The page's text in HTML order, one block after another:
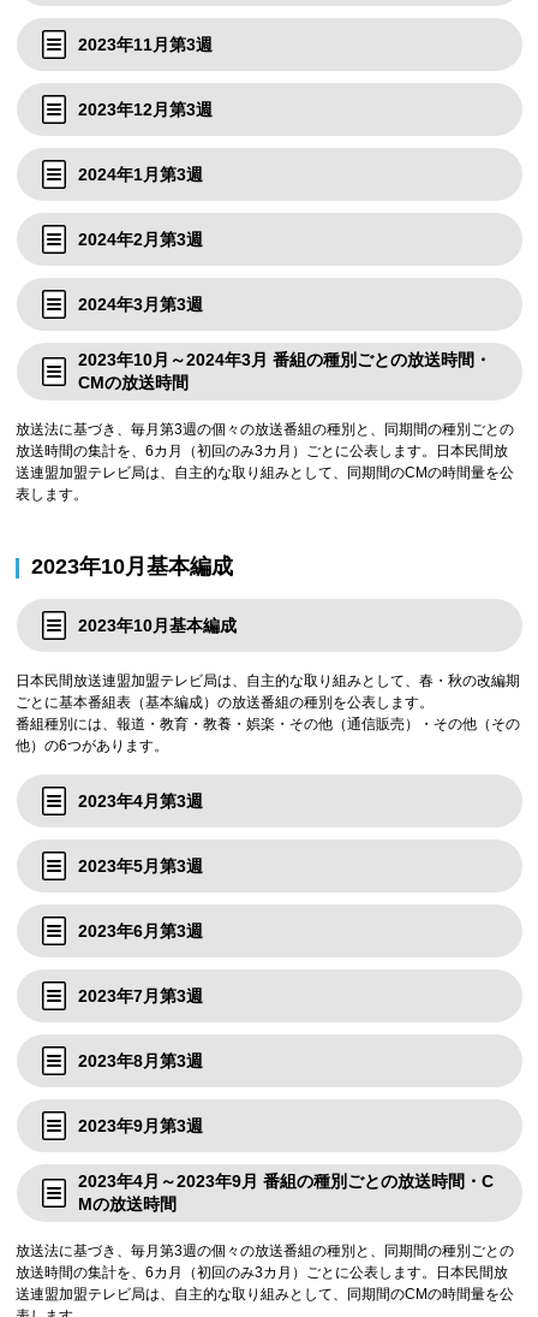
2023年11月第3週
2023年12月第3週
2024年1月第3週
2024年2月第3週
2024年3月第3週
2023年10月～2024年3月 番組の種別ごとの放送時間・
CMの放送時間
放送法に基づき、毎月第3週の個々の放送番組の種別と、同期間の種別ごとの
放送時間の集計を、6カ月（初回のみ3カ月）ごとに公表します。日本民間放
送連盟加盟テレビ局は、自主的な取り組みとして、同期間のCMの時間量を公
表します。
2023年10月基本編成
2023年10月基本編成
日本民間放送連盟加盟テレビ局は、自主的な取り組みとして、春・秋の改編期
ごとに基本番組表（基本編成）の放送番組の種別を公表します。
番組種別には、報道・教育・教養・娯楽・その他（通信販売）・その他（その
他）の6つがあります。
2023年4月第3週
2023年5月第3週
2023年6月第3週
2023年7月第3週
2023年8月第3週
2023年9月第3週
2023年4月～2023年9月 番組の種別ごとの放送時間・C
Mの放送時間
放送法に基づき、毎月第3週の個々の放送番組の種別と、同期間の種別ごとの
放送時間の集計を、6カ月（初回のみ3カ月）ごとに公表します。日本民間放
送連盟加盟テレビ局は、自主的な取り組みとして、同期間のCMの時間量を公